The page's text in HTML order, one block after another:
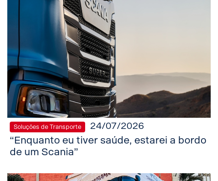
Soluções de Transporte 24/07/2026
“Enquanto eu tiver saúde, estarei a bordo
de um Scania”